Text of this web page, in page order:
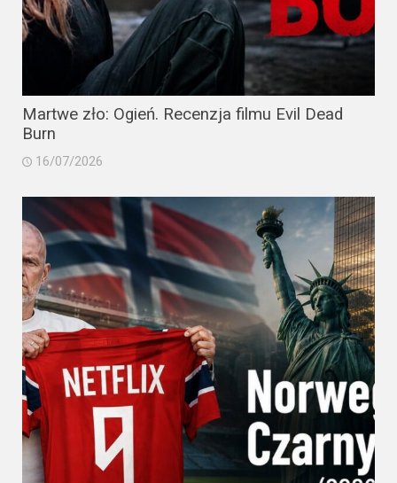
Martwe zło: Ogień. Recenzja filmu Evil Dead
Burn
16/07/2026